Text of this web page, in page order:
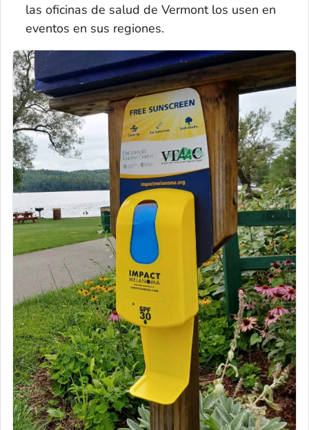
las oficinas de salud de Vermont los usen en
eventos en sus regiones.